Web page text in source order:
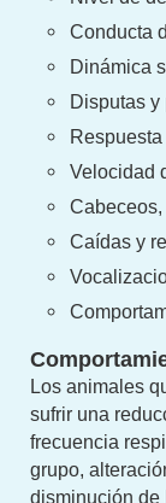
Conducta
Dinámica
Disputas y
Velocidad
Caídas y
Los animales
sufrir una
frecuencia
grupo,
disminución de